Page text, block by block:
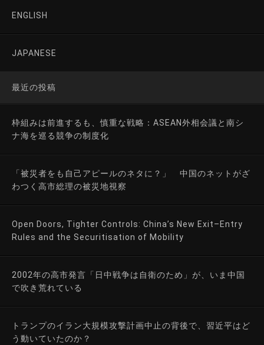
ENGLISH
JAPANESE
最近の投稿
枠組みは前進するも、慎重な戦略：ASEAN外相会議と南シ
ナ海を巡る競争の制度化
「被災者をも自己アピールのネタに？」 中国のネットがざ
わつく高市総理の被災地視察
Open Doors, Tighter Controls: China’s New Exit–Entry
Rules and the Securitisation of Mobility
2002年の高市発言「日中戦争は自衛のため」が、いま中国
で吹き荒れている
トランプのイラン大規模攻撃計画中止の背後で、習近平はど
う動いていたのか？